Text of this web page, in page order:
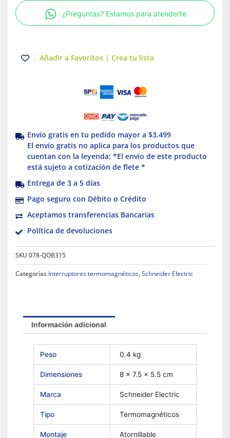
15A
Atornillable
Schneider
¿Preguntas? Estamos para atenderte
Añadir a Favoritos | Crea tu lista
Envío gratis en tu pedido mayor a $3,499
El envío gratis no aplica para los productos que
cuentan con la leyenda: *El envío de este producto
está sujeto a cotización de flete *
Entrega de 3 a 5 días
Pago seguro con Débito o Crédito
Aceptamos transferencias Bancarias
Política de devoluciones
SKU 078-QOB315
Categorías Interruptores termomagnéticos, Schneider Electric
Información adicional
Peso 0.4 kg
Dimensiones 8 × 7.5 × 5.5 cm
Marca Schneider Electric
Tipo Termomagnéticos
Montaje Atornillable